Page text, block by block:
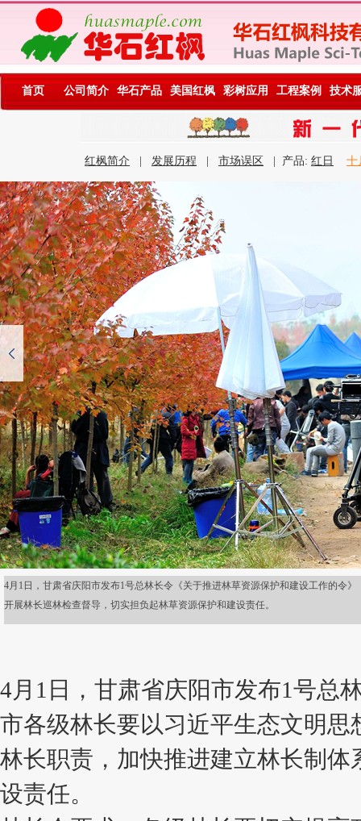
首页 公司简介 华石产品 美国红枫 彩树应用 工程案例 技术
红枫简介 发展历程 市场误区 | 产品: 红日 十
4月1日，甘肃省庆阳市发布1号总林长令《关于推进林草资源保护和建设工作的令
开展林长巡林检查督导，切实担负起林草资源保护和建设责任。
4月1日，甘肃省庆阳市发布1号总
市各级林长要以习近平生态文明
林长职责，加快推进建立林长制
设责任。